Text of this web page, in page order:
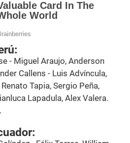
- Miguel Araujo, Anderson
Callens - Luis Advíncula,
Tapia, Sergio Peña,
Lapadula, Alex Valera.